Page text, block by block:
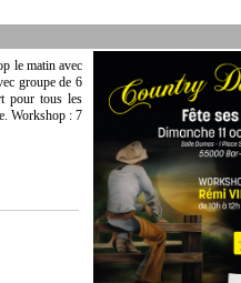
le matin avec
groupe de 6
pour tous les
Workshop : 7